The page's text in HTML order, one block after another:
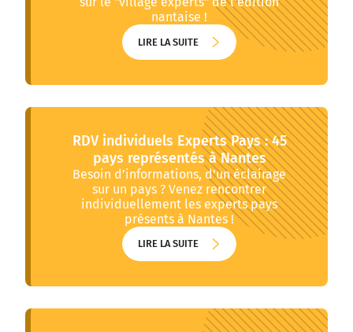
nantaise !
LIRE LA SUITE
RDV individuels Experts Pays : 45
pays représentés à Nantes
Besoin d’informations, d’un éclairage
sur un pays ? Venez rencontrer
individuellement les experts pays
présents à Nantes !
LIRE LA SUITE